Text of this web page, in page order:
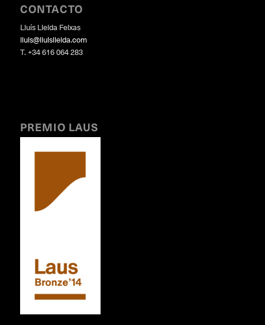
CONTACTO
Lluís Lleida Feixas
lluis@lluislleida.com
T. +34 616 064 283
PREMIO LAUS